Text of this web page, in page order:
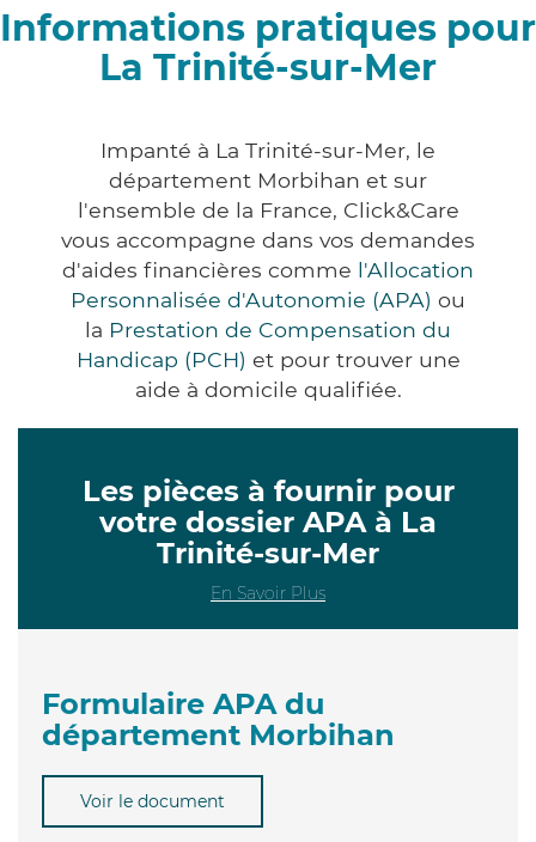
Informations pratiques pour
La Trinité-sur-Mer
Impanté à La Trinité-sur-Mer, le
département Morbihan et sur
l'ensemble de la France, Click&Care
vous accompagne dans vos demandes
d'aides financières comme l'Allocation
Personnalisée d'Autonomie (APA) ou
la Prestation de Compensation du
Handicap (PCH) et pour trouver une
aide à domicile qualifiée.
Les pièces à fournir pour
votre dossier APA à La
Trinité-sur-Mer
En Savoir Plus
Formulaire APA du
département Morbihan
Voir le document